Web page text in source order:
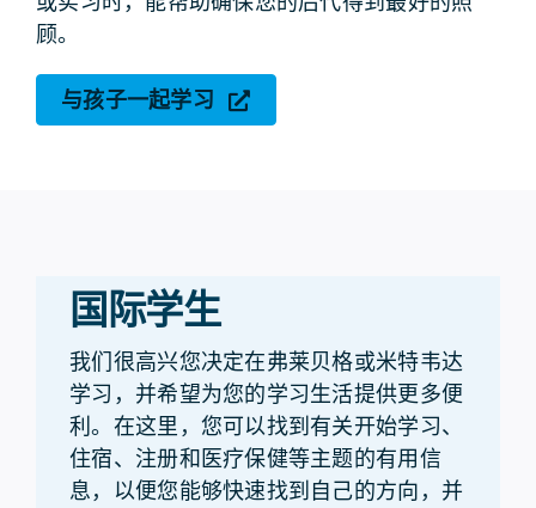
顾。
与孩子一起学习
国际学生
我们很高兴您决定在弗莱贝格或米特韦达
学习，并希望为您的学习生活提供更多便
利。在这里，您可以找到有关开始学习、
住宿、注册和医疗保健等主题的有用信
息，以便您能够快速找到自己的方向，并